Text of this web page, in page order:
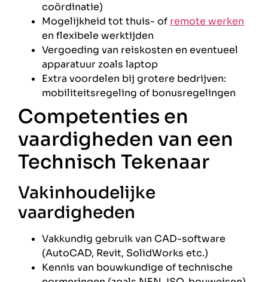
coördinatie)
Mogelijkheid tot thuis- of remote werken
en flexibele werktijden
Vergoeding van reiskosten en eventueel
apparatuur zoals laptop
Extra voordelen bij grotere bedrijven:
mobiliteitsregeling of bonusregelingen
Competenties en
vaardigheden van een
Technisch Tekenaar
Vakinhoudelijke
vaardigheden
Vakkundig gebruik van CAD-software
(AutoCAD, Revit, SolidWorks etc.)
Kennis van bouwkundige of technische